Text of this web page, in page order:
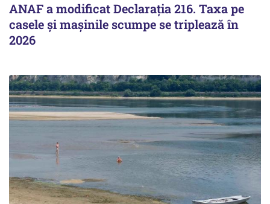
ANAF a modificat Declarația 216. Taxa pe
casele și mașinile scumpe se triplează în
2026